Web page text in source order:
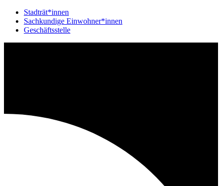
Stadträt*innen
Sachkundige Einwohner*innen
Geschäftsstelle